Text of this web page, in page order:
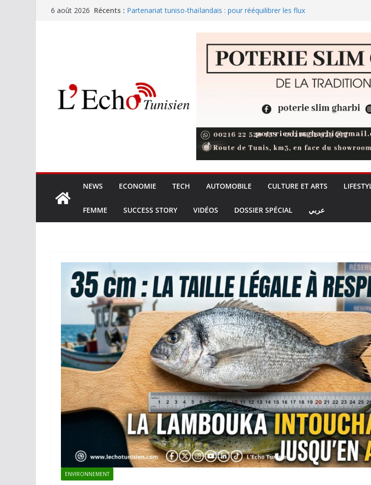
Passer6 août 2026 Récents : Partenariat tuniso-thaïlandais : pour rééquilibrer les flux
Mohamed Salah rejoint officiellement Trabzonspor
Les exportations tunisiennes de dattes atteignent 854,4 MDT
Fonds détournés : Kaïs Saïed réaffirme la fermeté de l’État
NEWS ECONOMIE TECH AUTOMOBILE CULTURE ET ARTS
FEMME SUCCESS STORY VIDÉOS DOSSIER SPÉCIAL عربي
ENVIRONNEMENT